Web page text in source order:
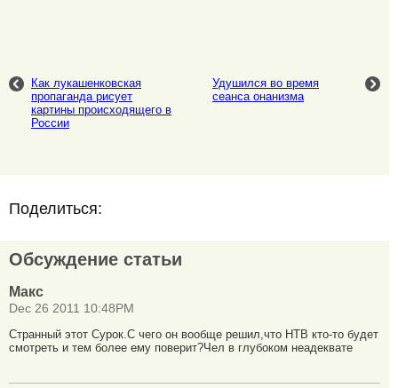
Как лукашенковская
пропаганда рисует
картины происходящего в
России
Удушился во время
сеанса онанизма
Поделиться:
Обсуждение статьи
Макс
Dec 26 2011 10:48PM
Странный этот Сурок.С чего он вообще решил,что НТВ кто-то будет
смотреть и тем более ему поверит?Чел в глубоком неадеквате